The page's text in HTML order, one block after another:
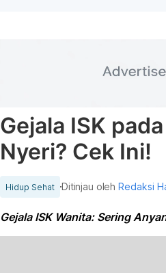
Gejala ISK
Nyeri? Cek Ini!
Hidup Sehat Ditinjau olehRedaksi
Gejala ISK Wanita: Sering